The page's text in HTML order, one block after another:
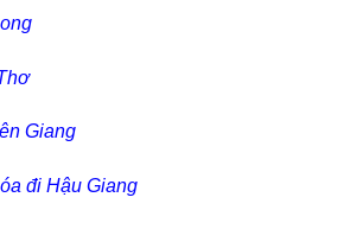
Giang
đi Hậu Giang